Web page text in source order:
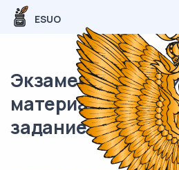
ESUO
материал ЕГЭ /
задание (24) / 103